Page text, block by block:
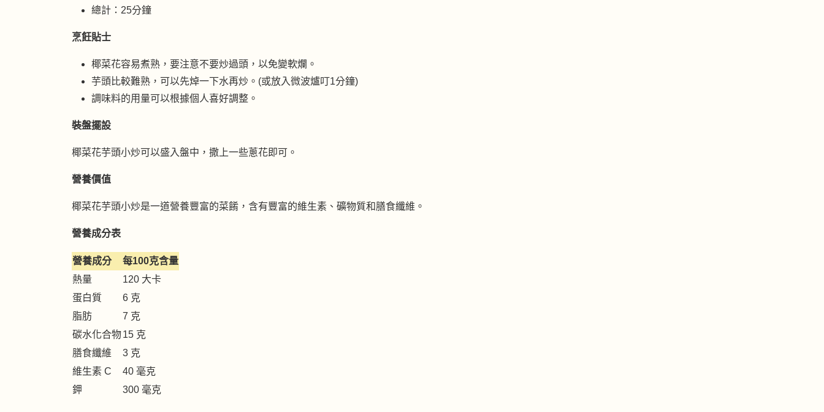
總計：25分鐘
烹飪貼士
椰菜花容易煮熟，要注意不要炒過頭，以免變軟爛。
芋頭比較難熟，可以先焯一下水再炒。(或放入微波爐叮1分鐘)
調味料的用量可以根據個人喜好調整。
裝盤擺設
椰菜花芋頭小炒可以盛入盤中，撒上一些蔥花即可。
營養價值
椰菜花芋頭小炒是一道營養豐富的菜餚，含有豐富的維生素、礦物質和膳食纖維。
營養成分表
營養成分
每100克含量
熱量
120 大卡
蛋白質
6 克
脂肪
7 克
碳水化合物15 克
膳食纖維
3 克
維生素 C
40 毫克
鉀
300 毫克